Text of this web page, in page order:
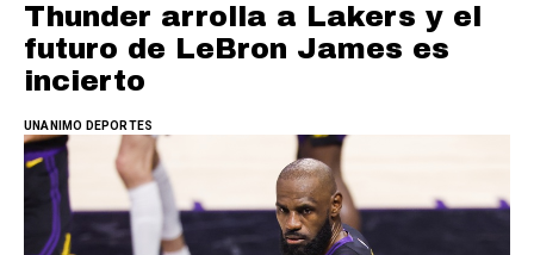
Thunder arrolla a Lakers y el
futuro de LeBron James es
incierto
UNANIMO DEPORTES